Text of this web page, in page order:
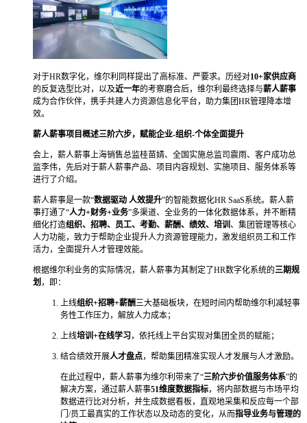
对于HR数字化，维尔利同样提出了高标准、严要求。历经对10+家供应商
的反复选型比对，以及近一年的考察磨合后，维尔利最终选择与薪人薪事
成为合作伙伴，携手共建人力资源信息化平台，助力集团HR管理降本增
效。
薪人薪事项目概述三阶六步，赋能企业-组织-个体全面提升
会上，薪人薪事上海销售总监桂苗婧、全国实施总监司震雨、客户成功总
监李伟，先后对于薪人薪事产品、项目内容规划、实施项目、服务体系等
进行了介绍。
薪人薪事是一款“数据驱动 人效提升”的智能数据化HR SaaS系统。薪人薪
事打通了“人力+财务+业务”多渠道、全业务的一体化数据体系，并不断精
细化打造组织、招聘、员工、考勤、薪酬、绩效、培训 、集团管理等核心
人力功能，致力于帮助企业提升人力资源管理能力，激发组织员工和工作
活力，全面提升人才管理效能。
根据维尔利业务的实际情况，薪人薪事为其制定了HR数字化系统的三期规
划 ，即：
上线组织+招聘+薪酬三大基础板块，在短时间内帮助维尔利减轻事
务性工作压力，解放人力成本；
上线培训+在线学习，依托线上平台实现对集团全员的赋能；
结合绩效开展人才盘点，帮助集团精准实现人才发展与人才激励。
在此过程中，薪人薪事为维尔利带来了“三阶六步价值服务体系”的
解决方案，通过薪人薪事51维度数据指标，将内部数据与市场平均
数据进行比对分析，并生成数据看板，直观地采集和反应每一个部
门/员工最真实的工作状态以及动态的变化，从而指导业务与管理的